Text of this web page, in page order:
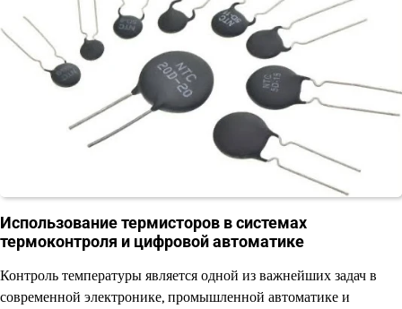
Использование термисторов в системах
термоконтроля и цифровой автоматике
Контроль температуры является одной из важнейших задач в
современной электронике, промышленной автоматике и